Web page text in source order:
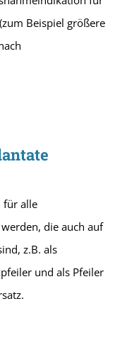
Beispiel größere
für alle
die auch auf
z.B. als
und als Pfeiler